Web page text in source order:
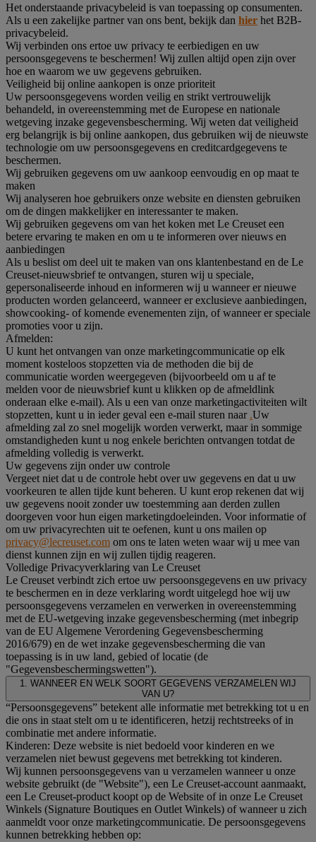
Het onderstaande privacybeleid is van toepassing op consumenten.
Als u een zakelijke partner van ons bent, bekijk dan hier het B2B-
privacybeleid.
Wij verbinden ons ertoe uw privacy te eerbiedigen en uw
persoonsgegevens te beschermen! Wij zullen altijd open zijn over
hoe en waarom we uw gegevens gebruiken.
Veiligheid bij online aankopen is onze prioriteit
Uw persoonsgegevens worden veilig en strikt vertrouwelijk
behandeld, in overeenstemming met de Europese en nationale
wetgeving inzake gegevensbescherming. Wij weten dat veiligheid
erg belangrijk is bij online aankopen, dus gebruiken wij de nieuwste
technologie om uw persoonsgegevens en creditcardgegevens te
beschermen.
Wij gebruiken gegevens om uw aankoop eenvoudig en op maat te
maken
Wij analyseren hoe gebruikers onze website en diensten gebruiken
om de dingen makkelijker en interessanter te maken.
Wij gebruiken gegevens om van het koken met Le Creuset een
betere ervaring te maken en om u te informeren over nieuws en
aanbiedingen
Als u beslist om deel uit te maken van ons klantenbestand en de Le
Creuset-nieuwsbrief te ontvangen, sturen wij u speciale,
gepersonaliseerde inhoud en informeren wij u wanneer er nieuwe
producten worden gelanceerd, wanneer er exclusieve aanbiedingen,
showcooking- of komende evenementen zijn, of wanneer er speciale
promoties voor u zijn.
Afmelden:
U kunt het ontvangen van onze marketingcommunicatie op elk
moment kosteloos stopzetten via de methoden die bij de
communicatie worden weergegeven (bijvoorbeeld om u af te
melden voor de nieuwsbrief kunt u klikken op de afmeldlink
onderaan elke e-mail). Als u een van onze marketingactiviteiten wilt
stopzetten, kunt u in ieder geval een e-mail sturen naar .Uw
afmelding zal zo snel mogelijk worden verwerkt, maar in sommige
omstandigheden kunt u nog enkele berichten ontvangen totdat de
afmelding volledig is verwerkt.
Uw gegevens zijn onder uw controle
Vergeet niet dat u de controle hebt over uw gegevens en dat u uw
voorkeuren te allen tijde kunt beheren. U kunt erop rekenen dat wij
uw gegevens nooit zonder uw toestemming aan derden zullen
doorgeven voor hun eigen marketingdoeleinden. Voor informatie of
om uw privacyrechten uit te oefenen, kunt u ons mailen op
privacy@lecreuset.com om ons te laten weten waar wij u mee van
dienst kunnen zijn en wij zullen tijdig reageren.
Volledige Privacyverklaring van Le Creuset
Le Creuset verbindt zich ertoe uw persoonsgegevens en uw privacy
te beschermen en in deze verklaring wordt uitgelegd hoe wij uw
persoonsgegevens verzamelen en verwerken in overeenstemming
met de EU-wetgeving inzake gegevensbescherming (met inbegrip
van de EU Algemene Verordening Gegevensbescherming
2016/679) en de wet inzake gegevensbescherming die van
toepassing is in uw land, gebied of locatie (de
"Gegevensbeschermingswetten").
1. WANNEER EN WELK SOORT GEGEVENS VERZAMELEN WIJ
VAN U?
“Persoonsgegevens” betekent alle informatie met betrekking tot u en
die ons in staat stelt om u te identificeren, hetzij rechtstreeks of in
combinatie met andere informatie.
Kinderen: Deze website is niet bedoeld voor kinderen en we
verzamelen niet bewust gegevens met betrekking tot kinderen.
Wij kunnen persoonsgegevens van u verzamelen wanneer u onze
website gebruikt (de "Website"), een Le Creuset-account aanmaakt,
een Le Creuset-product koopt op de Website of in onze Le Creuset
Winkels (Signature Boutiques en Outlet Winkels) of wanneer u zich
aanmeldt voor onze marketingcommunicatie. De persoonsgegevens
kunnen betrekking hebben op: